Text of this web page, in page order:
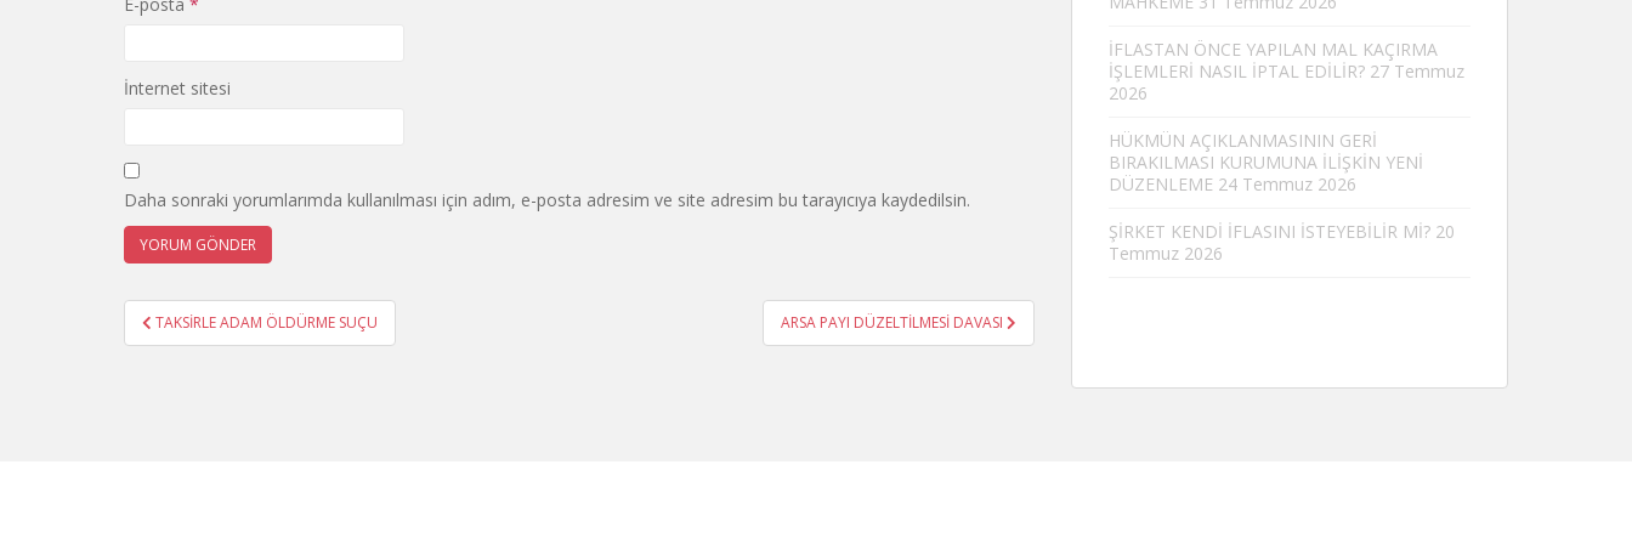
İnternet sitesi
Daha sonraki yorumlarımda kullanılması için adım, e-posta adresim ve site adresim bu tarayıcıya kaydedilsin.
Yazı
gezinmesi
TAKSİRLE ADAM ÖLDÜRME SUÇU ARSA PAYI DÜZELTİLMESİ DAVASI
İFLASTAN ÖNCE YAPILAN MAL KAÇIRMA
İŞLEMLERİ NASIL İPTAL EDİLİR? 27 Temmuz
2026
HÜKMÜN AÇIKLANMASININ GERİ
BIRAKILMASI KURUMUNA İLİŞKİN YENİ
DÜZENLEME 24 Temmuz 2026
ŞİRKET KENDİ İFLASINI İSTEYEBİLİR Mİ? 20
Temmuz 2026